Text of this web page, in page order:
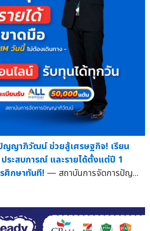
ญญาภิวัฒน์ ช่วยสู้เศรษฐกิจ! เรียน
ระสบการณ์ และรายได้ตั้งแต่ปี 1
ศึกษาทันที! — สถาบันการจัดการปัญ...